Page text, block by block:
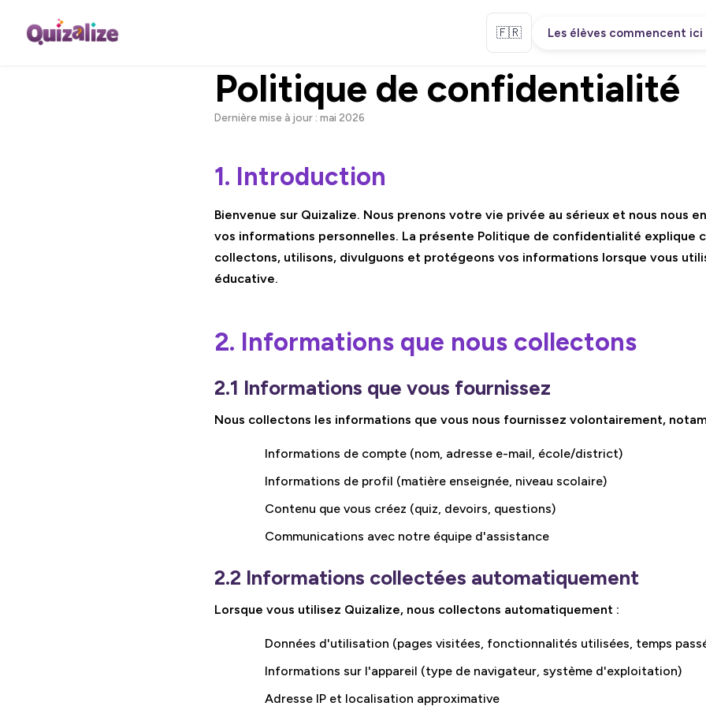
🇫🇷 Les élèves commencent ici
Politique de confidentialité
Dernière mise à jour : mai 2026
1. Introduction
Bienvenue sur Quizalize. Nous prenons votre vie privée au sérieux et nous nous
vos informations personnelles. La présente Politique de confidentialité explique
collectons, utilisons, divulguons et protégeons vos informations lorsque vous
éducative.
2. Informations que nous collectons
2.1 Informations que vous fournissez
Nous collectons les informations que vous nous fournissez volontairement,
Informations de compte (nom, adresse e-mail, école/district)
Informations de profil (matière enseignée, niveau scolaire)
Contenu que vous créez (quiz, devoirs, questions)
Communications avec notre équipe d'assistance
2.2 Informations collectées automatiquement
Lorsque vous utilisez Quizalize, nous collectons automatiquement :
Données d'utilisation (pages visitées, fonctionnalités utilisées, temps
Informations sur l'appareil (type de navigateur, système d'exploitation)
Adresse IP et localisation approximative